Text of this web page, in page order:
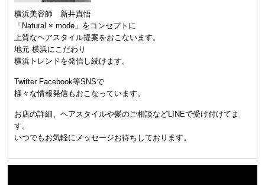
横浜美容師 新井真悟
「Natural × mode」をコンセプトに
上質なヘアスタイル提案をおこないます。
地元 横浜にこだわり
横浜トレンドを発信し続けます。
Twitter Facebook等SNSで
様々な情報発信もおこなっています。
お店の詳細、ヘアスタイルや髪のご相談などLINEで受け付けてま
す。
いつでもお気軽にメッセージお待ちしております。